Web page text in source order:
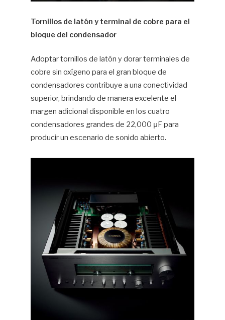
Tornillos de latón y terminal de cobre para el
bloque del condensador
Adoptar tornillos de latón y dorar terminales de
cobre sin oxígeno para el gran bloque de
condensadores contribuye a una conectividad
superior, brindando de manera excelente el
margen adicional disponible en los cuatro
condensadores grandes de 22,000 μF para
producir un escenario de sonido abierto.